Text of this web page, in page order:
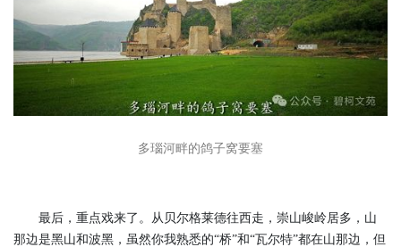
多瑙河畔的鸽子窝要塞
最后，重点戏来了。从贝尔格莱德往西走，崇山峻岭居多，山
那边是黑山和波黑，虽然你我熟悉的“桥”和“瓦尔特”都在山那边，但